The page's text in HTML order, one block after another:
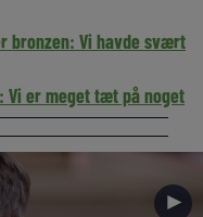
bronzen: Vi havde svært
Vi er meget tæt på noget
►